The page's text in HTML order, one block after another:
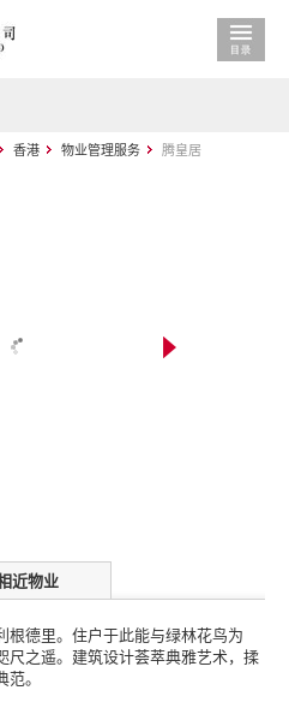
香港 物业管理服务 腾皇居
近物业
根德里。住户于此能与绿林花鸟为
尺之遥。建筑设计荟萃典雅艺术，揉
。